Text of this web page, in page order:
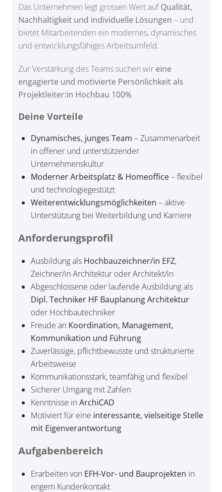
Das Unternehmen legt grossen Wert aufQualität,
Nachhaltigkeit und individuelle Lösungen – und
bietet Mitarbeitenden ein modernes, dynamisches
und entwicklungsfähiges Arbeitsumfeld.
Zur Verstärkung des Teams suchen wir eine
engagierte und motivierte Persönlichkeit als
Projektleiter:in Hochbau 100%.
Deine Vorteile
Dynamisches, junges Team – Zusammenarbeit
in offener und unterstützender
Unternehmenskultur
Moderner Arbeitsplatz & Homeoffice– flexibel
und technologiegestützt
Weiterentwicklungsmöglichkeiten – aktive
Unterstützung bei Weiterbildung und Karriere
Anforderungsprofil
Ausbildung als Hochbauzeichner/in EFZ,
Zeichner/in Architektur oder Architekt/in
Abgeschlossene oder laufende Ausbildung als
Dipl. Techniker HF Bauplanung Architektur
oder Hochbautechniker
Freude an Koordination, Management,
Kommunikation und Führung
Zuverlässige, pflichtbewusste und strukturierte
Arbeitsweise
Kommunikationsstark, teamfähig und flexibel
Sicherer Umgang mit Zahlen
Kenntnisse inArchiCAD
Motiviert für eine interessante, vielseitige Stelle
mit Eigenverantwortung
Aufgabenbereich
Erarbeiten von EFH-Vor- und Bauprojekten in
engem Kundenkontakt